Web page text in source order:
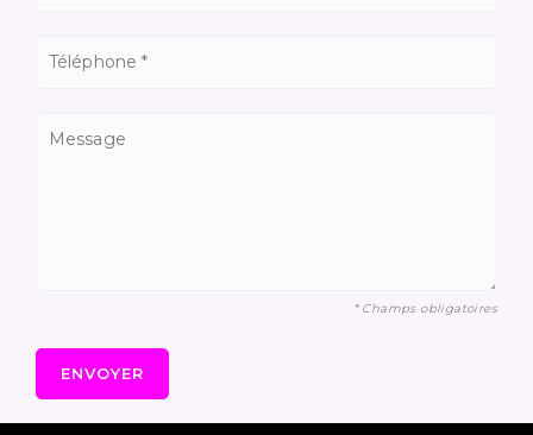
* Champs obligatoires